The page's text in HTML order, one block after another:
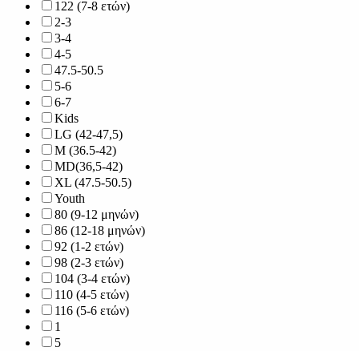
122 (7-8 ετών)
2-3
3-4
4-5
47.5-50.5
5-6
6-7
Kids
LG (42-47,5)
M (36.5-42)
MD(36,5-42)
XL (47.5-50.5)
Youth
80 (9-12 μηνών)
86 (12-18 μηνών)
92 (1-2 ετών)
98 (2-3 ετών)
104 (3-4 ετών)
110 (4-5 ετών)
116 (5-6 ετών)
1
5